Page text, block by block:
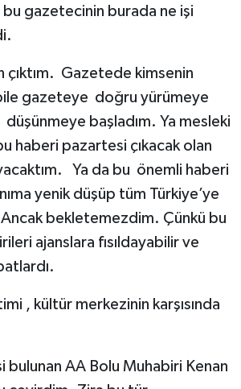
bu gazetecinin burada ne işi
çıktım. Gazetede kimsenin
bile gazeteye doğru yürümeye
düşünmeye başladım. Ya mesleki
haberi pazartesi çıkacak olan
Ya da bu önemli haberi
yenik düşüp tüm Türkiye’ye
bekletemezdim. Çünkü bu
ajanslara fısıldayabilir ve
, kültür merkezinin karşısında
AA Bolu Muhabiri Kenan